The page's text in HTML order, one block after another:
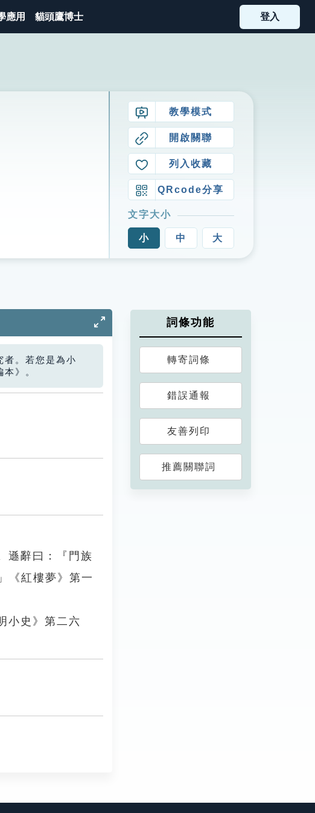
應用 貓頭鷹博士 登入
教學模式
開啟關聯
列入收藏
QRcode分享
文字大小
小 中 大
者。若您是為小
》。
遜辭曰：『門族
《紅樓夢》第一
小史》第二六
詞條功能
轉寄詞條
錯誤通報
友善列印
推薦關聯詞